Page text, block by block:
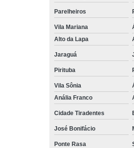
Parelheiros
Vila Mariana
Alto da Lapa
Jaraguá
Pirituba
Vila Sônia
Anália Franco
Cidade Tiradentes
José Bonifácio
Ponte Rasa